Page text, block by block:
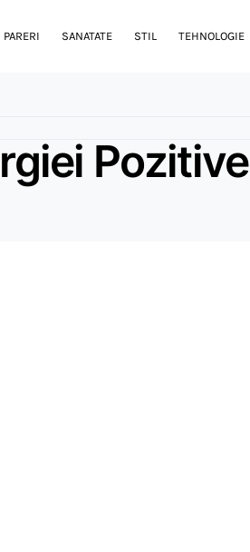
PARERI SANATATE STIL TEHNOLOGIE
Pozitive